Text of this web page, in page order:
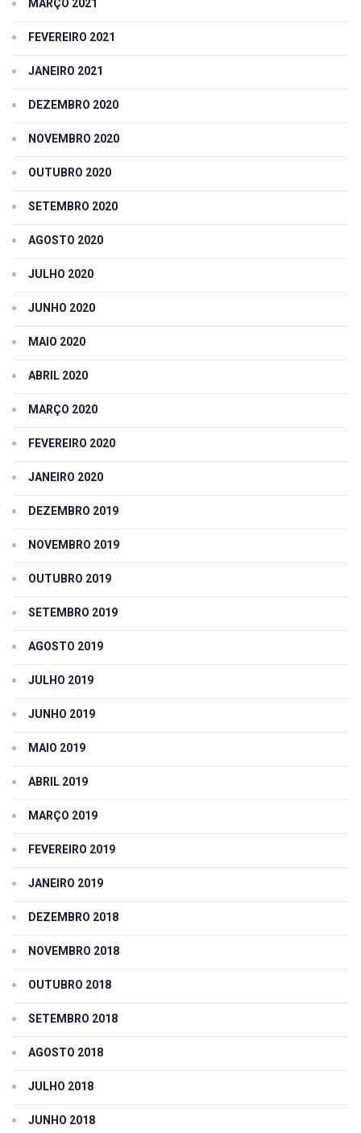
MARÇO 2021
FEVEREIRO 2021
JANEIRO 2021
DEZEMBRO 2020
NOVEMBRO 2020
OUTUBRO 2020
SETEMBRO 2020
AGOSTO 2020
JULHO 2020
JUNHO 2020
MAIO 2020
ABRIL 2020
MARÇO 2020
FEVEREIRO 2020
JANEIRO 2020
DEZEMBRO 2019
NOVEMBRO 2019
OUTUBRO 2019
SETEMBRO 2019
AGOSTO 2019
JULHO 2019
JUNHO 2019
MAIO 2019
ABRIL 2019
MARÇO 2019
FEVEREIRO 2019
JANEIRO 2019
DEZEMBRO 2018
NOVEMBRO 2018
OUTUBRO 2018
SETEMBRO 2018
AGOSTO 2018
JULHO 2018
JUNHO 2018